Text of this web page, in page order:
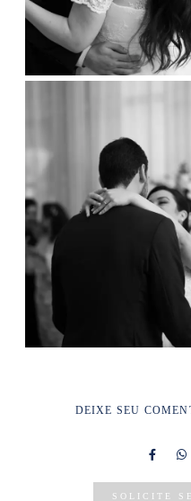
DEIXE SEU
SOLICITE